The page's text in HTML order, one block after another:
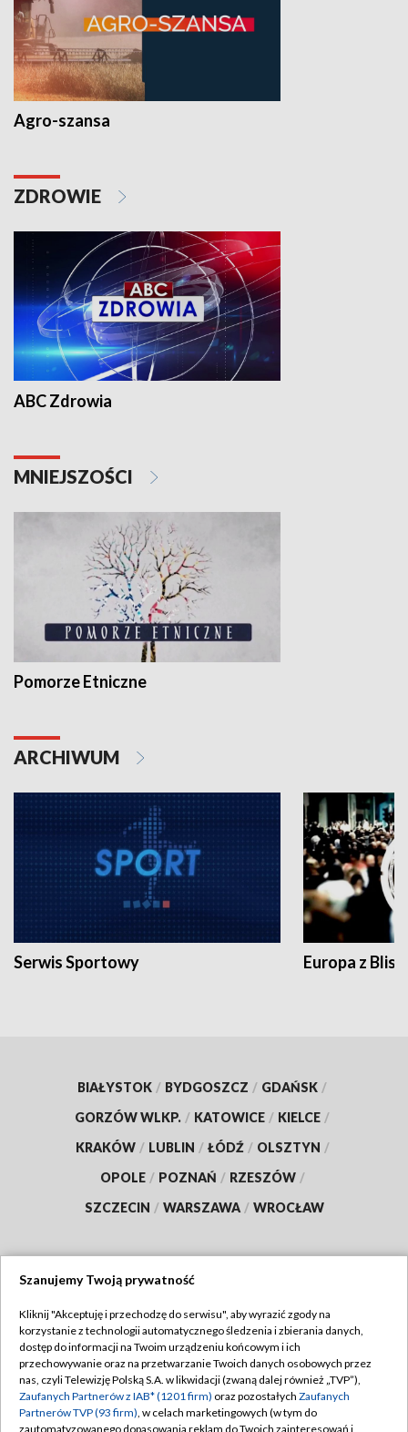
Agro-szansa
ZDROWIE
ABC Zdrowia
MNIEJSZOŚCI
Pomorze Etniczne
ARCHIWUM
Serwis Sportowy Europa z
BIAŁYSTOK / BYDGOSZCZ / GDAŃSK /
GORZÓW WLKP. / KATOWICE / KIELCE /
KRAKÓW / LUBLIN / ŁÓDŹ / OLSZTYN /
OPOLE / POZNAŃ / RZESZÓW /
SZCZECIN / WARSZAWA / WROCŁAW
TVP
Abonament TVP
Emisja w TVP
Centrum informacji TVP
Regulamin TVP
Polityka prywatności
Moje zgody
Szanujemy Twoją prywatność
Kliknij "Akceptuję i przechodzę do serwisu", aby wyrazić zgody na
korzystanie z technologii automatycznego śledzenia i zbierania danych,
dostęp do informacji na Twoim urządzeniu końcowym i ich
przechowywanie oraz na przetwarzanie Twoich danych osobowych przez
nas, czyli Telewizję Polską S.A. w likwidacji (zwaną dalej również „TVP”),
Zaufanych Partnerów z IAB* (1201 firm) oraz pozostałych Zaufanych
Partnerów TVP (93 firm), w celach marketingowych (w tym do
zautomatyzowanego dopasowania reklam do Twoich zainteresowań i